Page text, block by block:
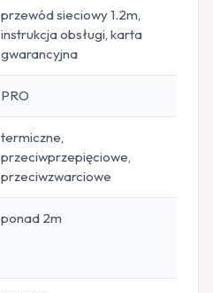
przewód sieciowy 1.2m,
instrukcja obsługi, karta
gwarancyjna
PRO
termiczne,
przeciwprzepięciowe,
przeciwzwarciowe
ponad 2m